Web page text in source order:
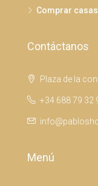
Comprar
Contáctanos
Plaza de la
+34 688 79 32
Menú